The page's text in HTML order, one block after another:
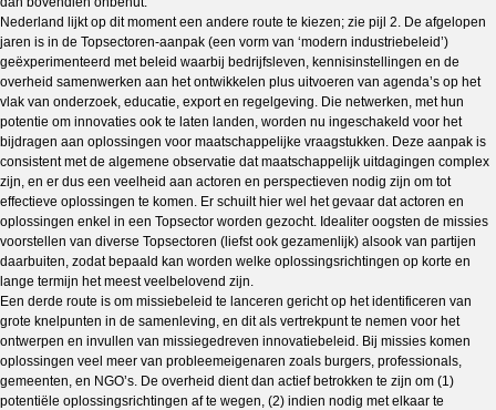
Nederland lijkt op dit moment een andere route te kiezen; zie pijl 2. De afgelopen
jaren is in de Topsectoren-aanpak (een vorm van ‘modern industriebeleid’)
geëxperimenteerd met beleid waarbij bedrijfsleven, kennisinstellingen en de
overheid samenwerken aan het ontwikkelen plus uitvoeren van agenda’s op het
vlak van onderzoek, educatie, export en regelgeving. Die netwerken, met hun
potentie om innovaties ook te laten landen, worden nu ingeschakeld voor het
bijdragen aan oplossingen voor maatschappelijke vraagstukken. Deze aanpak is
consistent met de algemene observatie dat maatschappelijk uitdagingen complex
zijn, en er dus een veelheid aan actoren en perspectieven nodig zijn om tot
effectieve oplossingen te komen. Er schuilt hier wel het gevaar dat actoren en
oplossingen enkel in een Topsector worden gezocht. Idealiter oogsten de missies
voorstellen van diverse Topsectoren (liefst ook gezamenlijk) alsook van partijen
daarbuiten, zodat bepaald kan worden welke oplossingsrichtingen op korte en
lange termijn het meest veelbelovend zijn.
Een derde route is om missiebeleid te lanceren gericht op het identificeren van
grote knelpunten in de samenleving, en dit als vertrekpunt te nemen voor het
ontwerpen en invullen van missiegedreven innovatiebeleid. Bij missies komen
oplossingen veel meer van probleemeigenaren zoals burgers, professionals,
gemeenten, en NGO’s. De overheid dient dan actief betrokken te zijn om (1)
potentiële oplossingsrichtingen af te wegen, (2) indien nodig met elkaar te